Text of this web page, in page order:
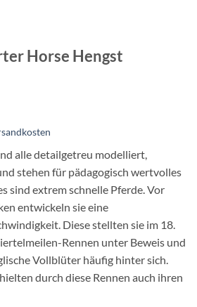
Horse Hengst
alle detailgetreu modelliert,
stehen für pädagogisch wertvolles
sind extrem schnelle Pferde. Vor
entwickeln sie eine
Diese stellten sie im 18.
Rennen unter Beweis und
Vollblüter häufig hinter sich.
durch diese Rennen auch ihren